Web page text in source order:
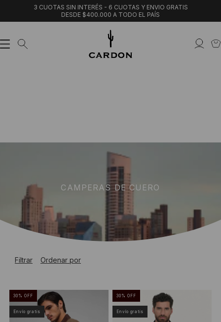
3 CUOTAS SIN INTERÉS - 6 CUOTAS Y ENVIO GRATIS
DESDE $400.000 A TODO EL PAÍS
CAMPERAS DE CUERO
Filtrar Ordenar por
30 % OFF
Envío gratis
30 % OFF
Envío gratis